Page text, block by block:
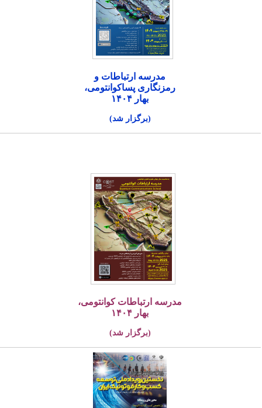
مدرسه ارتباطات و
رمزنگاری پساکوانتومی،
بهار ۱۴۰۴
(برگزار شد)
مدرسه ارتباطات کوانتومی،
بهار ۱۴۰۴
(برگزار شد)